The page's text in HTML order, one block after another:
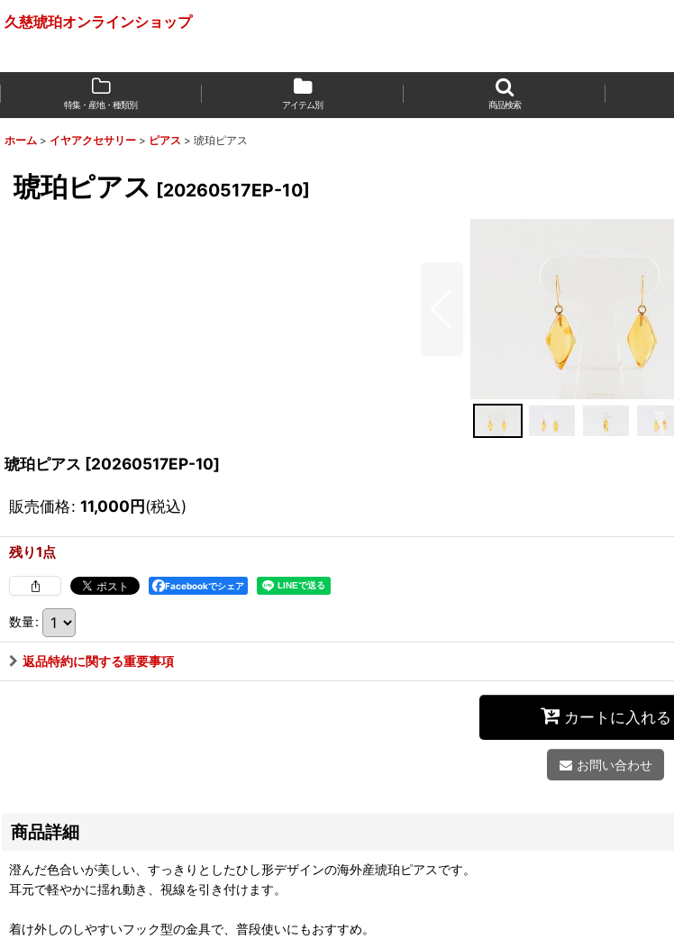
久慈琥珀オンラインショップ
特集・産地・種類別 アイテム別 商品検索
ホーム > イヤアクセサリー > ピアス > 琥珀ピアス
琥珀ピアス [20260517EP-10]
琥珀ピアス [20260517EP-10]
販売価格: 11,000円(税込)
残り1点
Facebookでシェア
数量:
返品特約に関する重要事項
カートに入れる
お問い合わせ
商品詳細
澄んだ色合いが美しい、すっきりとしたひし形デザインの海外産琥珀ピアスです。
耳元で軽やかに揺れ動き、視線を引き付けます。
着け外しのしやすいフック型の金具で、普段使いにもおすすめ。